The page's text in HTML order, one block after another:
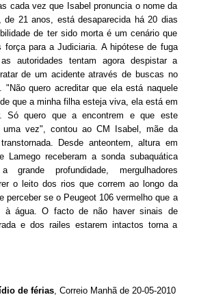
cada vez que Isabel pronuncia o nome da
de 21 anos, está desaparecida há 20 dias
de ter sido morta é um cenário que
força para a Judiciaria. A hipótese de fuga
autoridades tentam agora despistar a
de um acidente através de buscas no
"Não quero acreditar que ela está naquele
que a minha filha esteja viva, ela está em
Só quero que a encontrem e que este
uma vez", contou ao CM Isabel, mãe da
Desde anteontem, altura em
Lamego receberam a sonda subaquática
profundidade, mergulhadores
o leito dos rios que correm ao longo da
perceber se o Peugeot 106 vermelho que a
à água. O facto de não haver sinais de
e dos railes estarem intactos torna a
de férias, Correio Manhã de 20-05-2010